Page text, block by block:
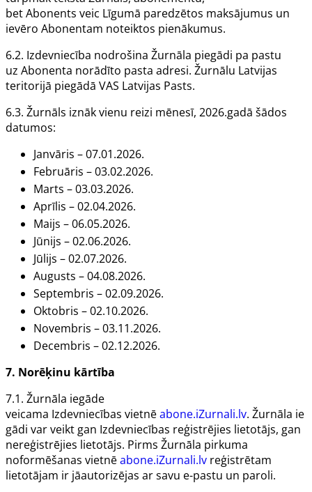
betAbonents veic Līgumā paredzētos maksājumus un
ievēro Abonentam noteiktos pienākumus.
6.2. Izdevniecība nodrošina Žurnāla piegādi pa pastu
uz Abonenta norādīto pasta adresi. Žurnālu Latvijas
teritorijā piegādā VAS Latvijas Pasts.
6.3. Žurnāls iznāk vienu reizi mēnesī, 2026.gadā šādos
datumos:
Janvāris – 07.01.2026.
Februāris – 03.02.2026.
Marts – 03.03.2026.
Aprīlis – 02.04.2026.
Maijs – 06.05.2026.
Jūnijs – 02.06.2026.
Jūlijs – 02.07.2026.
Augusts – 04.08.2026.
Septembris – 02.09.2026.
Oktobris – 02.10.2026.
Novembris – 03.11.2026.
Decembris – 02.12.2026.
7. Norēķinu kārtība
7.1. Žurnāla iegāde
veicama Izdevniecības vietnēabone.iZurnali.lv. Žurnāla ie
gādi var veikt gan Izdevniecības reģistrējies lietotājs, gan
nereģistrējies lietotājs. Pirms Žurnāla pirkuma
noformēšanas vietnēabone.iZurnali.lv reģistrētam
lietotājam ir jāautorizējas ar savu e-pastu un paroli.